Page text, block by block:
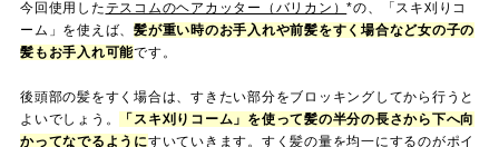
今回使用したテスコムのヘアカッター（バリカン）*の、「スキ刈りコ
ーム」を使えば、 髪が重い時のお手入れや前髪をすく場合など女の子の
髪もお手入れ可能です。
後頭部の髪をすく場合は、すきたい部分をブロッキングしてから行うと
よいでしょう。
「スキ刈りコーム」を使って髪の半分の長さから下へ向
かってなでるようにすいていきます。すく髪の量を均一にするのがポイ